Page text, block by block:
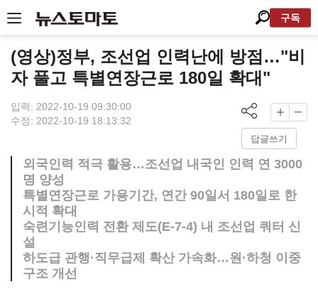
구독
(영상)정부, 조선업 인력난에 방점…"비
자 풀고 특별연장근로 180일 확대"
입력: 2022-10-19 09:30:00
수정: 2022-10-19 18:13:32
답글쓰기
외국인력 적극 활용…조선업 내국인 인력 연 3000
명 양성
특별연장근로 가용기간, 연간 90일서 180일로 한
시적 확대
숙련기능인력 전환 제도(E-7-4) 내 조선업 쿼터 신
설
하도급 관행·직무급제 확산 가속화…원·하청 이중
구조 개선